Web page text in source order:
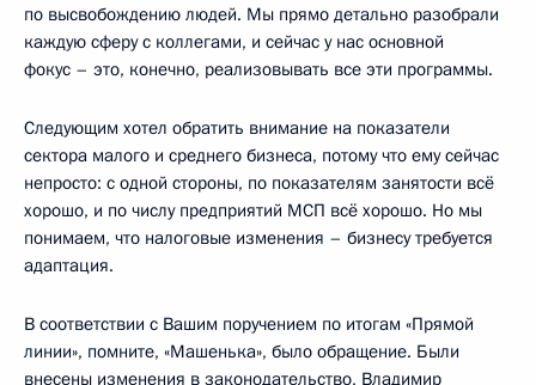
по высвобождению людей. Мы прямо детально разобрали
каждую сферу с коллегами, и сейчас у нас основной
фокус – это, конечно, реализовывать все эти программы.
Следующим хотел обратить внимание на показатели
сектора малого и среднего бизнеса, потому что ему сейчас
непросто: с одной стороны, по показателям занятости всё
хорошо, и по числу предприятий МСП всё хорошо. Но мы
понимаем, что налоговые изменения – бизнесу требуется
адаптация.
В соответствии с Вашим поручением по итогам «Прямой
линии», помните, «Машенька», было обращение. Были
внесены изменения в законодательство, Владимир